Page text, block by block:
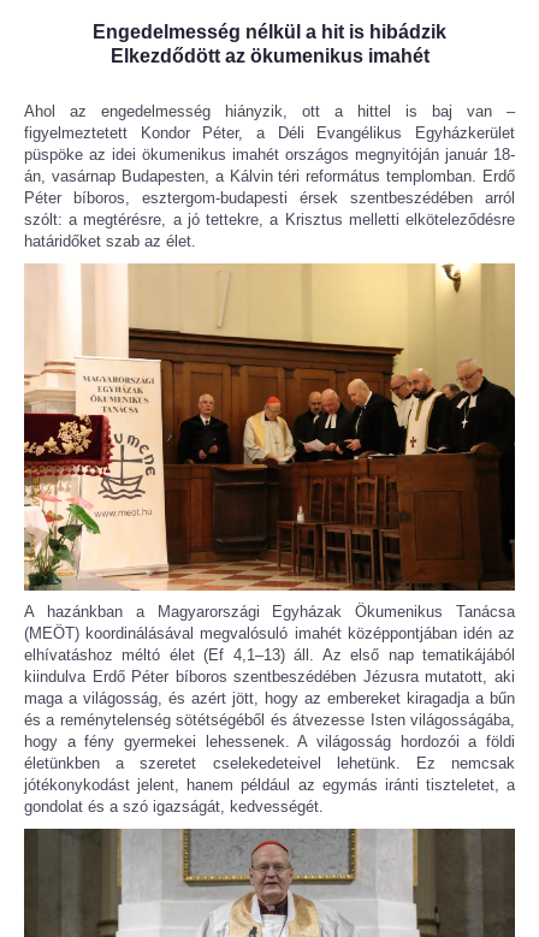
Engedelmesség nélkül a hit is hibádzik
Elkezdődött az ökumenikus imahét
Ahol az engedelmesség hiányzik, ott a hittel is baj van –
figyelmeztetett Kondor Péter, a Déli Evangélikus Egyházkerület
püspöke az idei ökumenikus imahét országos megnyitóján január 18-
án, vasárnap Budapesten, a Kálvin téri református templomban. Erdő
Péter bíboros, esztergom-budapesti érsek szentbeszédében arról
szólt: a megtérésre, a jó tettekre, a Krisztus melletti elköteleződésre
határidőket szab az élet.
A hazánkban a Magyarországi Egyházak Ökumenikus Tanácsa
(MEÖT) koordinálásával megvalósuló imahét középpontjában idén az
elhívatáshoz méltó élet (Ef 4,1–13) áll. Az első nap tematikájából
kiindulva Erdő Péter bíboros szentbeszédében Jézusra mutatott, aki
maga a világosság, és azért jött, hogy az embereket kiragadja a bűn
és a reménytelenség sötétségéből és átvezesse Isten világosságába,
hogy a fény gyermekei lehessenek. A világosság hordozói a földi
életünkben a szeretet cselekedeteivel lehetünk. Ez nemcsak
jótékonykodást jelent, hanem például az egymás iránti tiszteletet, a
gondolat és a szó igazságát, kedvességét.